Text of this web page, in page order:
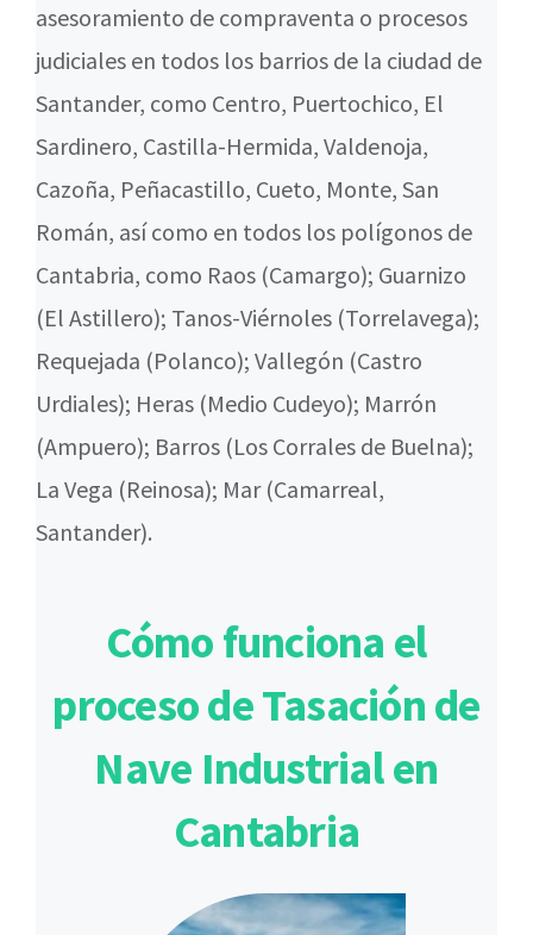
asesoramiento de compraventa o procesos
judiciales en todos los barrios de la ciudad de
Santander, como Centro, Puertochico, El
Sardinero, Castilla-Hermida, Valdenoja,
Cazoña, Peñacastillo, Cueto, Monte, San
Román, así como en todos los polígonos de
Cantabria, como Raos (Camargo); Guarnizo
(El Astillero); Tanos-Viérnoles (Torrelavega);
Requejada (Polanco); Vallegón (Castro
Urdiales); Heras (Medio Cudeyo); Marrón
(Ampuero); Barros (Los Corrales de Buelna);
La Vega (Reinosa); Mar (Camarreal,
Santander).
Cómo funciona el
proceso de Tasación de
Nave Industrial en
Cantabria